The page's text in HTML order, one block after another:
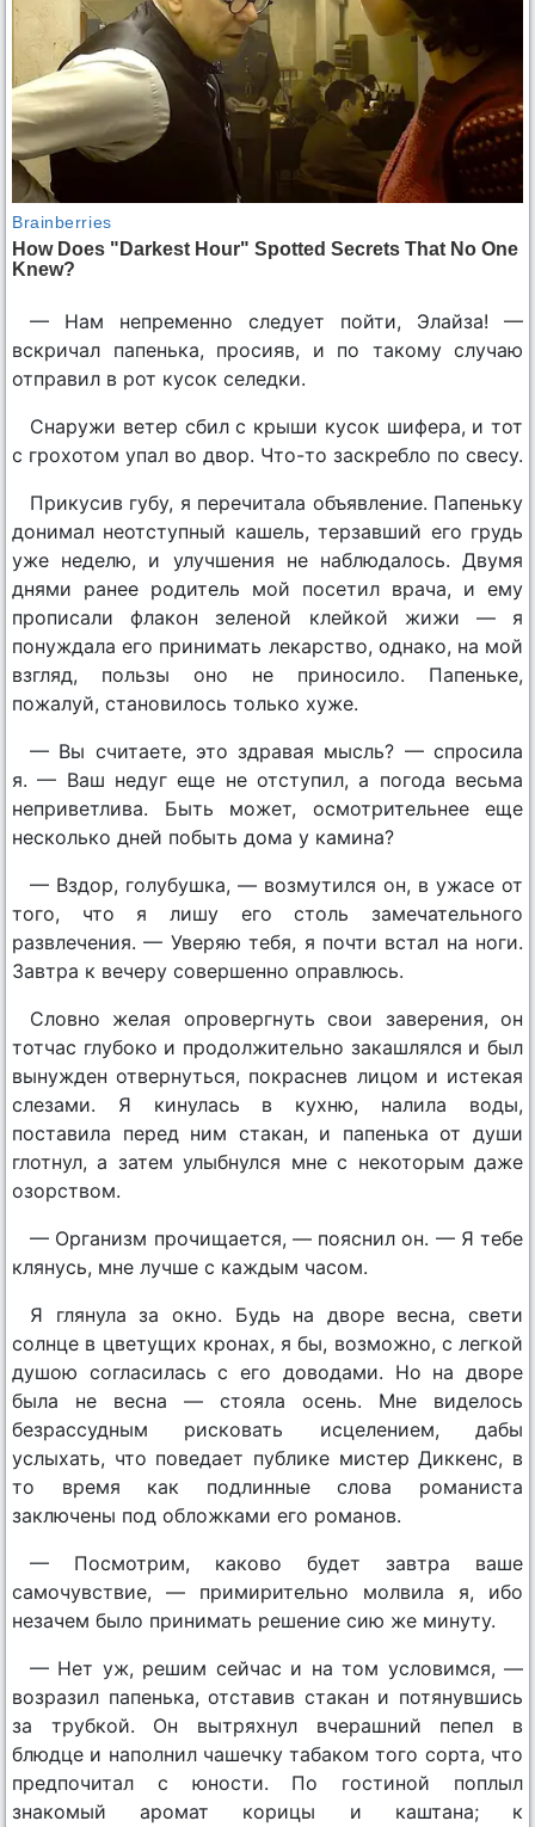
— Нам непременно следует пойти, Элайза! —
вскричал папенька, просияв, и по такому случаю
отправил в рот кусок селедки.
Снаружи ветер сбил с крыши кусок шифера, и тот
с грохотом упал во двор. Что-то заскребло по свесу.
Прикусив губу, я перечитала объявление. Папеньку
донимал неотступный кашель, терзавший его грудь
уже неделю, и улучшения не наблюдалось. Двумя
днями ранее родитель мой посетил врача, и ему
прописали флакон зеленой клейкой жижи — я
понуждала его принимать лекарство, однако, на мой
взгляд, пользы оно не приносило. Папеньке,
пожалуй, становилось только хуже.
— Вы считаете, это здравая мысль? — спросила
я. — Ваш недуг еще не отступил, а погода весьма
неприветлива. Быть может, осмотрительнее еще
несколько дней побыть дома у камина?
— Вздор, голубушка, — возмутился он, в ужасе от
того, что я лишу его столь замечательного
развлечения. — Уверяю тебя, я почти встал на ноги.
Завтра к вечеру совершенно оправлюсь.
Словно желая опровергнуть свои заверения, он
тотчас глубоко и продолжительно закашлялся и был
вынужден отвернуться, покраснев лицом и истекая
слезами. Я кинулась в кухню, налила воды,
поставила перед ним стакан, и папенька от души
глотнул, а затем улыбнулся мне с некоторым даже
озорством.
— Организм прочищается, — пояснил он. — Я тебе
клянусь, мне лучше с каждым часом.
Я глянула за окно. Будь на дворе весна, свети
солнце в цветущих кронах, я бы, возможно, с легкой
душою согласилась с его доводами. Но на дворе
была не весна — стояла осень. Мне виделось
безрассудным рисковать исцелением, дабы
услыхать, что поведает публике мистер Диккенс, в
то время как подлинные слова романиста
заключены под обложками его романов.
— Посмотрим, каково будет завтра ваше
самочувствие, — примирительно молвила я, ибо
незачем было принимать решение сию же минуту.
— Нет уж, решим сейчас и на том условимся, —
возразил папенька, отставив стакан и потянувшись
за трубкой. Он вытряхнул вчерашний пепел в
блюдце и наполнил чашечку табаком того сорта, что
предпочитал с юности. По гостиной поплыл
знакомый аромат корицы и каштана; к